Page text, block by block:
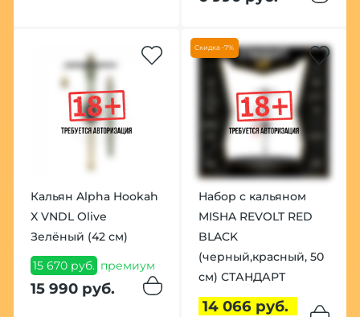
Кальян Alpha Hookah
X VNDL Olive
Зелёный (42 см)
15 670 руб. премиум
15 990 руб.
Скидка -7%
Набор с кальяном
MISHA REVOLT RED
BLACK
(черный,красный, 50
см) СТАНДАРТ
14 066 руб.